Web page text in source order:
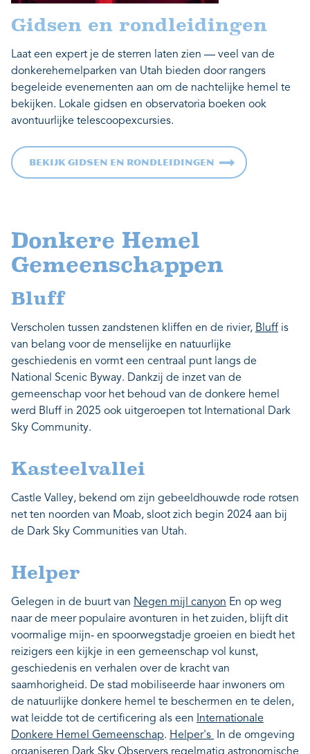
Gidsen en rondleidingen
Laat een expert je de sterren laten zien — veel van de
donkerehemelparken van Utah bieden door rangers
begeleide evenementen aan om de nachtelijke hemel te
bekijken. Lokale gidsen en observatoria boeken ook
avontuurlijke telescoopexcursies.
Bekijk gidsen en rondleidingen
Donkere Hemel
Gemeenschappen
Bluff
Verscholen tussen zandstenen kliffen en de rivier, Bluff is
van belang voor de menselijke en natuurlijke
geschiedenis en vormt een centraal punt langs de
National Scenic Byway. Dankzij de inzet van de
gemeenschap voor het behoud van de donkere hemel
werd Bluff in 2025 ook uitgeroepen tot International Dark
Sky Community.
Kasteelvallei
Castle Valley, bekend om zijn gebeeldhouwde rode rotsen
net ten noorden van Moab, sloot zich begin 2024 aan bij
de Dark Sky Communities van Utah.
Helper
Gelegen in de buurt van Negen mijl canyon En op weg
naar de meer populaire avonturen in het zuiden, blijft dit
voormalige mijn- en spoorwegstadje groeien en biedt het
reizigers een kijkje in een gemeenschap vol kunst,
geschiedenis en verhalen over de kracht van
saamhorigheid. De stad mobiliseerde haar inwoners om
de natuurlijke donkere hemel te beschermen en te delen,
wat leidde tot de certificering als een
Internationale
Donkere Hemel Gemeenschap. Helper's
In de omgeving
organiseren Dark Sky Observers regelmatig astronomische